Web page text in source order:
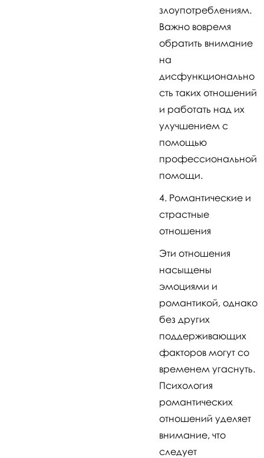
злоупотреблениям.
Важно вовремя
обратить внимание
на
дисфункционально
сть таких отношений
и работать над их
улучшением с
помощью
профессиональной
помощи.
Романтические и
страстные
отношения
Эти отношения
насыщены
эмоциями и
романтикой, однако
без других
поддерживающих
факторов могут со
временем угаснуть.
Психология
романтических
отношений уделяет
внимание, что
следует